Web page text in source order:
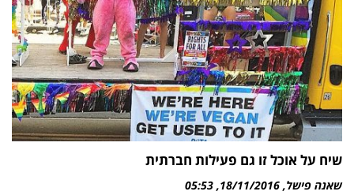
שיח על אוכל זו גם פעילות חברתית
שאנה פישל 18/11/2016
05:53